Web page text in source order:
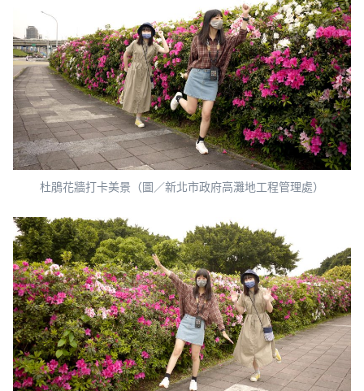
杜鵑花牆打卡美景（圖／新北市政府高灘地工程管理處）